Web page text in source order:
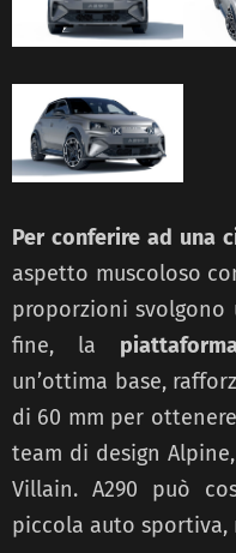
Per conferire ad una
aspetto muscoloso
proporzioni
fine, la
un’ottima base,
di 60 mm per
team di design
Villain. A290 può
piccola auto sportiva,